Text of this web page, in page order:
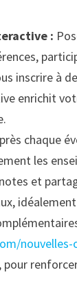
:
inscrire à
enrichit
chaque
les
et
pour